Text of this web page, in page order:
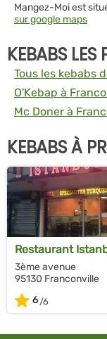
Mangez-Moi est
sur google maps
KEBABS LES
Tous les kebabs
O'Kebap à
Mc Doner à
KEBABS À
Restaurant
3ème avenue
95130 Franconville
6